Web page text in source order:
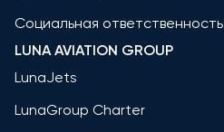
Социальная ответственность
LUNA AVIATION GROUP
LunaJets
LunaGroup Charter